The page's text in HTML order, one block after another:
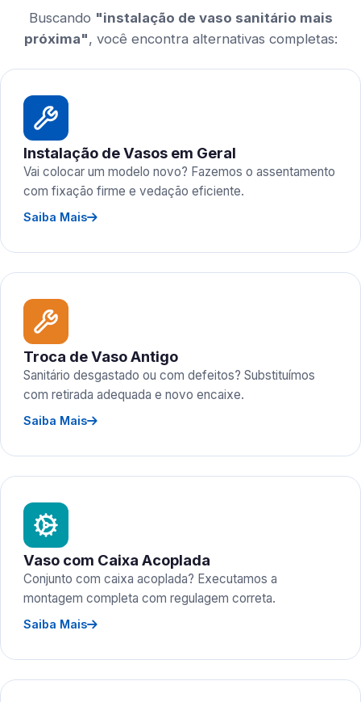
Buscando "instalação de vaso sanitário mais
próxima", você encontra alternativas completas:
Instalação de Vasos em Geral
Vai colocar um modelo novo? Fazemos o assentamento
com fixação firme e vedação eficiente.
Saiba Mais
Troca de Vaso Antigo
Sanitário desgastado ou com defeitos? Substituímos
com retirada adequada e novo encaixe.
Saiba Mais
Vaso com Caixa Acoplada
Conjunto com caixa acoplada? Executamos a
montagem completa com regulagem correta.
Saiba Mais